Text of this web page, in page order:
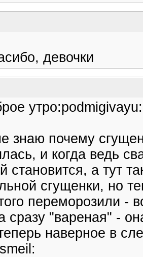
девочки
знаю почему
и когда ведь
становится, а тут
сгущенки, но
переморозили -
сразу "вареная" -
наверное в